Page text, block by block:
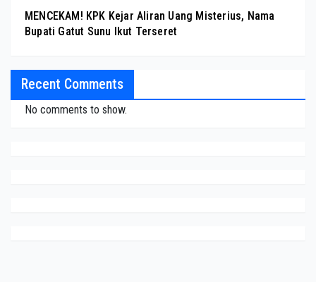
MENCEKAM! KPK Kejar Aliran Uang Misterius, Nama
Bupati Gatut Sunu Ikut Terseret
Recent Comments
No comments to show.